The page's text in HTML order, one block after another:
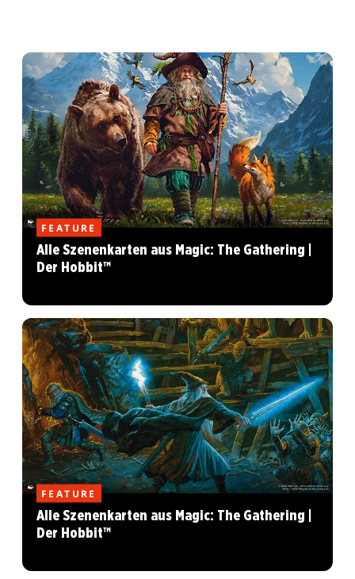
FEATURE
Alle Szenenkarten aus Magic: The Gathering |
Der Hobbit™
FEATURE
Alle Szenenkarten aus Magic: The Gathering |
Der Hobbit™